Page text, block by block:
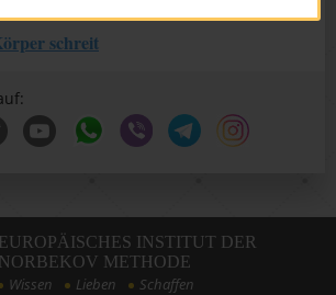
schreit
EUROPÄISCHES INSTITUT DER
NORBEKOV METHODE
Wissen Lieben Schaffen